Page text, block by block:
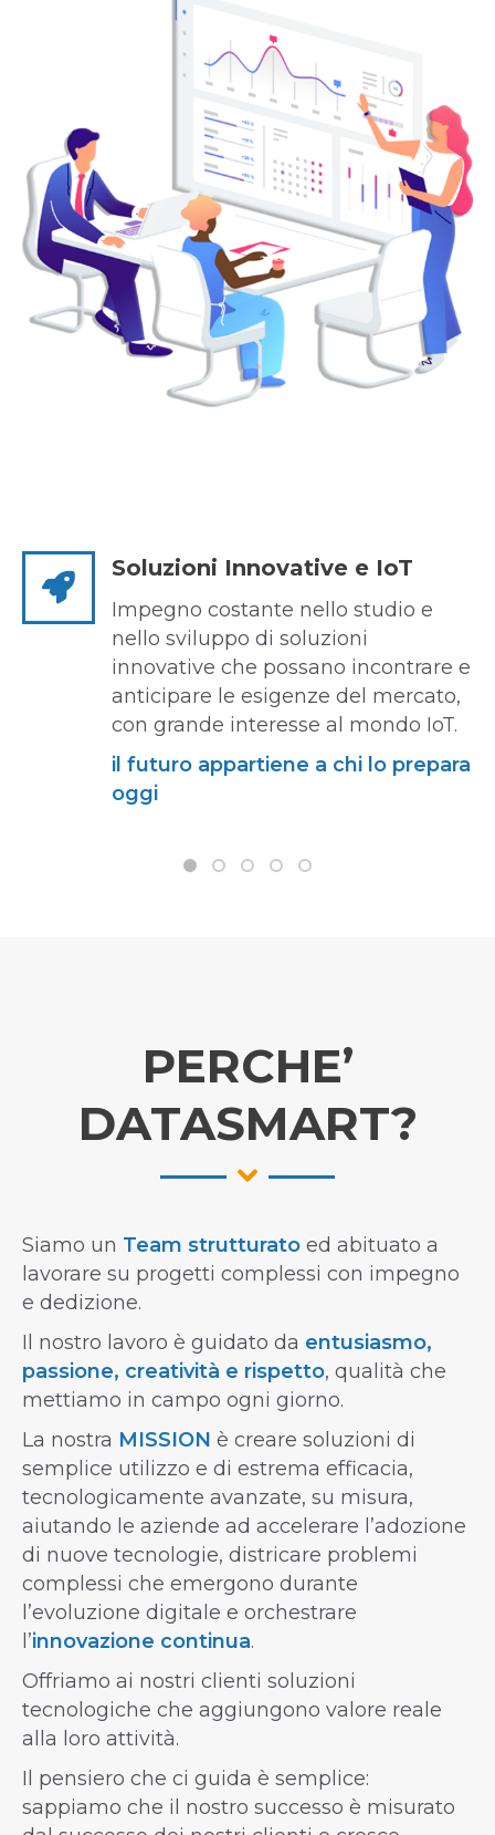
Soluzioni Innovative e IoT
Impegno costante nello studio e
nello sviluppo di soluzioni
innovative che possano incontrare e
anticipare le esigenze del mercato,
con grande interesse al mondo IoT.
il futuro appartiene a chi lo prepara
oggi
PERCHE’
DATASMART?
Siamo un Team strutturato ed abituato a
lavorare su progetti complessi con impegno
e dedizione.
Il nostro lavoro è guidato da entusiasmo,
passione, creatività e rispetto, qualità che
mettiamo in campo ogni giorno.
La nostra MISSION è creare soluzioni di
semplice utilizzo e di estrema efficacia,
tecnologicamente avanzate, su misura,
aiutando le aziende ad accelerare l’adozione
di nuove tecnologie, districare problemi
complessi che emergono durante
l’evoluzione digitale e orchestrare
l’innovazione continua.
Offriamo ai nostri clienti soluzioni
tecnologiche che aggiungono valore reale
alla loro attività.
Il pensiero che ci guida è semplice:
sappiamo che il nostro successo è misurato